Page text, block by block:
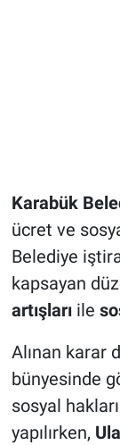
Karabük
ücret ve
Belediye
kapsayan
artışları ile
Alınan karar
bünyesinde
sosyal
yapılırken,